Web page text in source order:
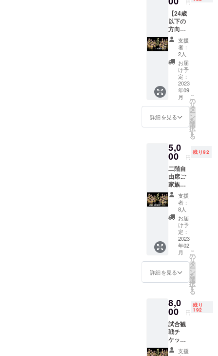
りいた
しま
す。 ・
ギガ
ファイ
ル便等
のURL
をメー
ルでお
送りし
ます。
・ダウ
ンロー
ド期限
につい
送りし
ます。
円
【24歳
以下の
方向
け】試
合観戦
チケッ
ト ２４
歳以下
の方向
けの観
戦チ
ケット
です。
ご友人
とお誘
お越し
くださ
い。
2022年
シーズ
ン中
（2.18/
2.19及
3.10/3.1
1の金沢
での試
合） １
月中に
リター
ンを選
択いた
試合を
随時
にて確
認いた
しま
す。観
支援
者：
2人
お届
け予
定：
2023
年09
月
詳細を見る
こ
の
リ
タ
ー
ン
を
選
択
す
る
5,0
00 円
残り92
二階自
由席ご
家族観
戦チ
ケット
観戦い
ただけ
る試合
は2022
年シー
ズン中
の金沢
市総合
体育館
での試
す。
（2.18/
2.19及
び
3.10/3.1
1） 一
口で１
支援
者：
8人
お届
け予
定：
2023
年02
月
詳細を見る
こ
の
リ
タ
ー
ン
を
選
択
す
る
8,0
00 円
残り
192
試合観
戦チ
ケット
2022年
支援